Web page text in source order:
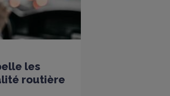
les
routière